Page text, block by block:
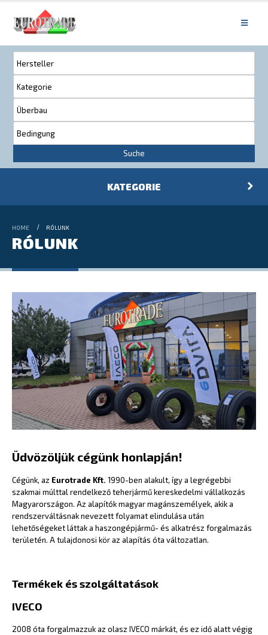
Suche
KATEGORIE
HOME RÓLUNK
RÓLUNK
Üdvözöljük cégünk honlapján!
Cégünk, az Eurotrade Kft. 1990-ben alakult, így a legrégebbi
szakmai múlttal rendelkező teherjármű kereskedelmi vállalkozás
Magyarországon. Az alapítók magyar magánszemélyek, akik a
rendszerváltásnak nevezett folyamat elindulása után
lehetőségeket láttak a haszongépjármű- és alkatrész forgalmazás
területén. A tulajdonosi kör az alapítás óta változatlan.
Termékek és szolgáltatások
IVECO
2008 óta forgalmazzuk az olasz IVECO márkát, és ez idő alatt végig